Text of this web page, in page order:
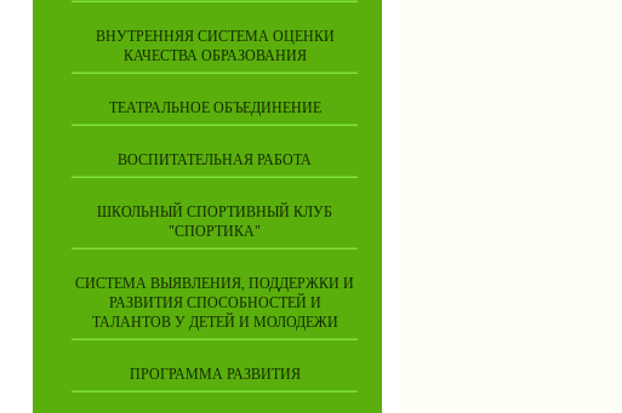
ВНУТРЕННЯЯ СИСТЕМА ОЦЕНКИ
КАЧЕСТВА ОБРАЗОВАНИЯ
ТЕАТРАЛЬНОЕ ОБЪЕДИНЕНИЕ
ВОСПИТАТЕЛЬНАЯ РАБОТА
ШКОЛЬНЫЙ СПОРТИВНЫЙ КЛУБ
"СПОРТИКА"
СИСТЕМА ВЫЯВЛЕНИЯ, ПОДДЕРЖКИ И
РАЗВИТИЯ СПОСОБНОСТЕЙ И
ТАЛАНТОВ У ДЕТЕЙ И МОЛОДЕЖИ
ПРОГРАММА РАЗВИТИЯ